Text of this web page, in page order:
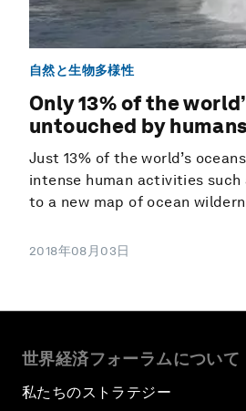
自然と生物多様性
Only 13% of the
untouched by humans
Just 13% of the world’s
intense human activities
to a new map of ocean
2018年08月03日
世界経済フォーラムについて
私たちのストラテジー